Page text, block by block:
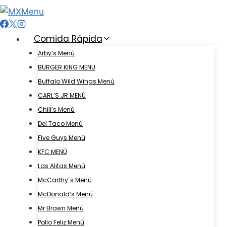
Skip
to
Comida Rápida
Arby’s Menú
BURGER KING MENU
Buffalo Wild Wings Menú
CARL’S JR MENÚ
Chili’s Menú
Del Taco Menú
Five Guys Menú
KFC MENÚ
Las Alitas Menú
McCarthy´s Menú
McDonald’s Menú
Mr Brown Menú
Pollo Feliz Menú